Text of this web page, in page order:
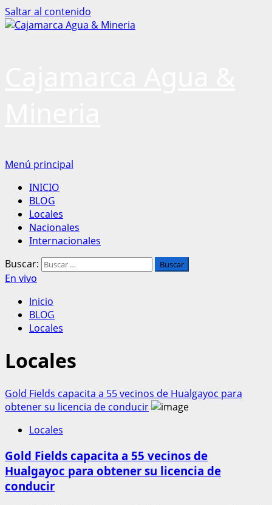
Saltar al contenido
Menú principal
INICIO
BLOG
Locales
Nacionales
Internacionales
Buscar:
En vivo
Inicio
BLOG
Locales
Locales
Gold Fields capacita a 55 vecinos de Hualgayoc para
obtener su licencia de conducir
Locales
Gold Fields capacita a 55 vecinos de
Hualgayoc para obtener su licencia de
conducir